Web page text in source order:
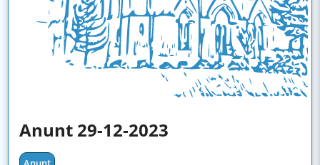
Anunt 29-12-2023